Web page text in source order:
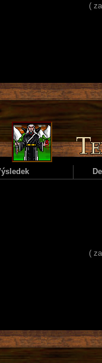
(
(